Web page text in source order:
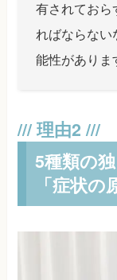
有されておら
ればならない
能性がありま
5種類の
「症状